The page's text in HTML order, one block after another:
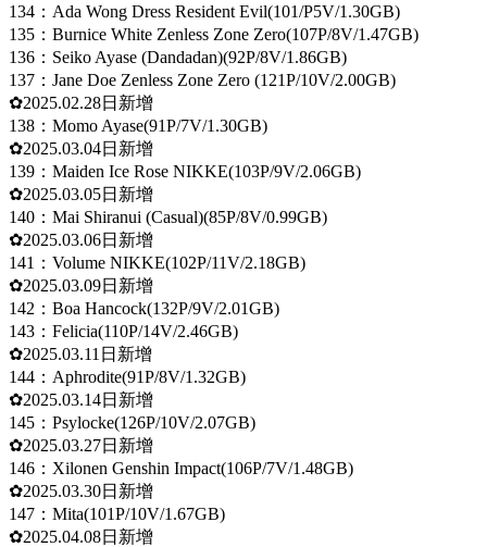
134：Ada Wong Dress Resident Evil(101/P5V/1.30GB)
135：Burnice White Zenless Zone Zero(107P/8V/1.47GB)
136：Seiko Ayase (Dandadan)(92P/8V/1.86GB)
137：Jane Doe Zenless Zone Zero (121P/10V/2.00GB)
✿2025.02.28日新增
138：Momo Ayase(91P/7V/1.30GB)
✿2025.03.04日新增
139：Maiden Ice Rose NIKKE(103P/9V/2.06GB)
✿2025.03.05日新增
140：Mai Shiranui (Casual)(85P/8V/0.99GB)
✿2025.03.06日新增
141：Volume NIKKE(102P/11V/2.18GB)
✿2025.03.09日新增
142：Boa Hancock(132P/9V/2.01GB)
143：Felicia(110P/14V/2.46GB)
✿2025.03.11日新增
144：Aphrodite(91P/8V/1.32GB)
✿2025.03.14日新增
145：Psylocke(126P/10V/2.07GB)
✿2025.03.27日新增
146：Xilonen Genshin Impact(106P/7V/1.48GB)
✿2025.03.30日新增
147：Mita(101P/10V/1.67GB)
✿2025.04.08日新增